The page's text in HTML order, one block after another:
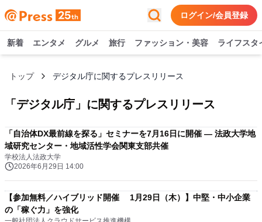
ログイン/会員登録
新着 エンタメ グルメ 旅行 ファッション・美容 ライフスタ
トップ デジタル庁に関するプレスリリース
「 デジタル庁 」に関するプレスリリース
「自治体DX最前線を探る」セミナーを7月16日に開催 ― 法政大学地
域研究センター・地域活性学会関東支部共催
学校法人法政大学
2026年6月29日 14:00
【参加無料／ハイブリッド開催 1月29日（木）】中堅・中小企業
の「稼ぐ力」を強化